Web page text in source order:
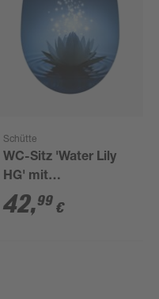
Schütte
WC-Sitz 'Water Lily
HG' mit
Absenkautomatik
Duroplast
42,99 €